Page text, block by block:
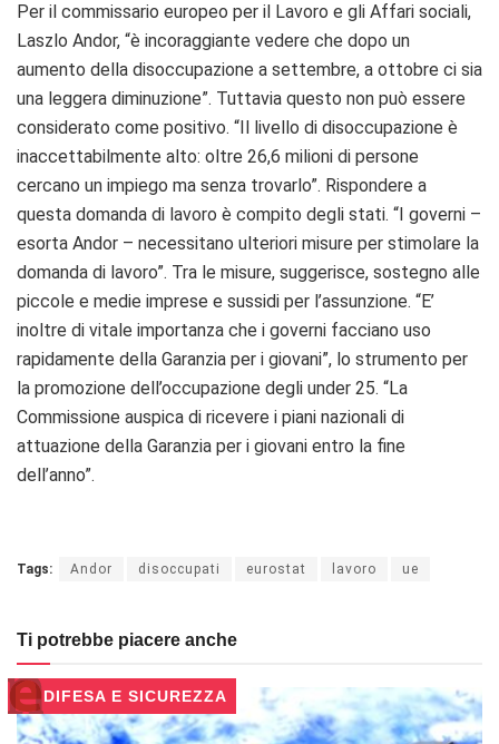
Per il commissario europeo per il Lavoro e gli Affari sociali,
Laszlo Andor, “è incoraggiante vedere che dopo un
aumento della disoccupazione a settembre, a ottobre ci sia
una leggera diminuzione”. Tuttavia questo non può essere
considerato come positivo. “Il livello di disoccupazione è
inaccettabilmente alto: oltre 26,6 milioni di persone
cercano un impiego ma senza trovarlo”. Rispondere a
questa domanda di lavoro è compito degli stati. “I governi –
esorta Andor – necessitano ulteriori misure per stimolare la
domanda di lavoro”. Tra le misure, suggerisce, sostegno alle
piccole e medie imprese e sussidi per l’assunzione. “E’
inoltre di vitale importanza che i governi facciano uso
rapidamente della Garanzia per i giovani”, lo strumento per
la promozione dell’occupazione degli under 25. “La
Commissione auspica di ricevere i piani nazionali di
attuazione della Garanzia per i giovani entro la fine
dell’anno”.
Tags: Andor disoccupati eurostat lavoro ue
Ti potrebbe piacere anche
DIFESA E SICUREZZA